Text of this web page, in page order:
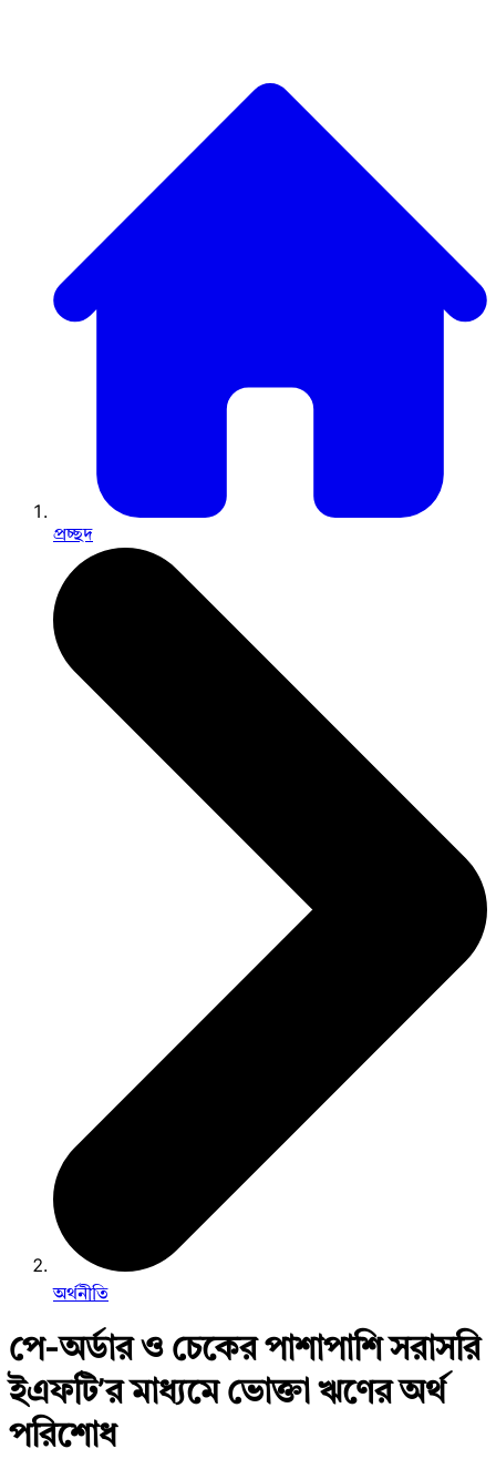
প্রচ্ছদ
অর্থনীতি
পে-অর্ডার ও চেকের পাশাপাশি সরাসরি
ইএফটি’র মাধ্যমে ভোক্তা ঋণের অর্থ
পরিশোধ